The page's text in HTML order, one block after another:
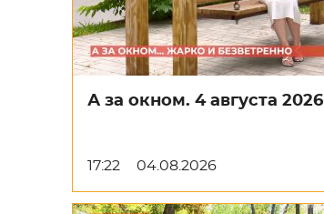
А за окном. 4 августа 2026
17:22 04.08.2026